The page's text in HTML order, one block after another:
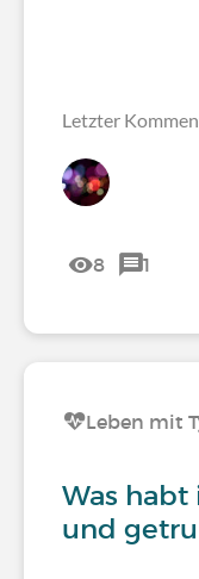
Letzter
8 1
Leben mit
Was habt
und